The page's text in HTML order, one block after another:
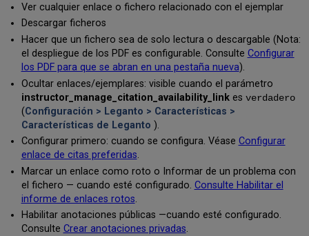
de
referencia
específico
(cita
rápida).
Exportar
un
ejemplar
a
RefWorks
Debatir
la
lista
con
la
biblioteca
Enviar
Ver cualquier enlace o fichero relacionado con el ejemplar
Descargar ficheros
Hacer que un fichero sea de solo lectura o descargable (Nota:
el despliegue de los PDF es configurable. Consulte Configurar
los PDF para que se abran en una pestaña nueva).
Ocultar enlaces/ejemplares: visible cuando el parámetro
instructor_manage_citation_availability_linkes verdadero
(Configuración > Leganto > Características >
Características de Leganto ).
Configurar primero: cuando se configura. Véase Configurar
enlace de citas preferidas.
Marcar un enlace como roto o Informar de un problema con
el fichero — cuando esté configurado. Consulte Habilitar el
informe de enlaces rotos.
Habilitar anotaciones públicas —cuando esté configurado.
Consulte Crear anotaciones privadas.